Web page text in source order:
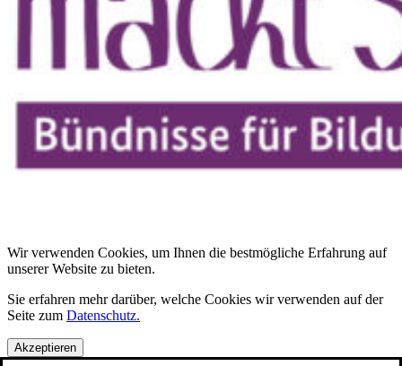
Wir verwenden Cookies, um Ihnen die bestmögliche Erfahrung auf
unserer Website zu bieten.
Sie erfahren mehr darüber, welche Cookies wir verwenden auf der
Seite zum Datenschutz.
Akzeptieren